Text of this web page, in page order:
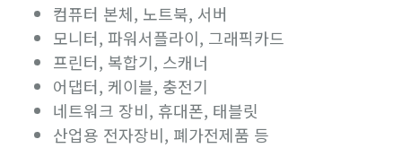
컴퓨터 본체, 노트북, 서버
모니터, 파워서플라이, 그래픽카드
프린터, 복합기, 스캐너
어댑터, 케이블, 충전기
네트워크 장비, 휴대폰, 태블릿
산업용 전자장비, 폐가전제품 등